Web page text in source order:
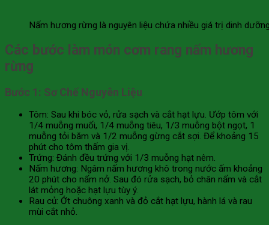
Nấm hương rừng là nguyên liệu chứa nhiều giá trị dinh
Các bước làm món cơm rang nấm hương
rừng
Bước 1: Sơ Chế Nguyên Liệu
Tôm: Sau khi bóc vỏ, rửa sạch và cắt hạt lựu. Ướp tôm với
1/4 muỗng muối, 1/4 muỗng tiêu, 1/3 muỗng bột ngọt, 1
muỗng tỏi băm và 1/2 muỗng gừng cắt sợi. Để khoảng 15
phút cho tôm thấm gia vị.
Trứng: Đánh đều trứng với 1/3 muỗng hạt nêm.
Nấm hương: Ngâm nấm hương khô trong nước ấm khoảng
20 phút cho nấm nở. Sau đó rửa sạch, bỏ chân nấm và cắt
lát mỏng hoặc hạt lựu tùy ý.
Rau củ: Ớt chuông xanh và đỏ cắt hạt lựu, hành lá và rau
mùi cắt nhỏ.